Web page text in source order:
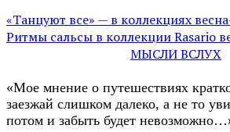
«Танцуют все» — в коллекциях
Ритмы сальсы в коллекции Rasario
МЫСЛИ ВСЛУХ
«Мое мнение о путешествиях
заезжай слишком далеко, а не то
потом и забыть будет